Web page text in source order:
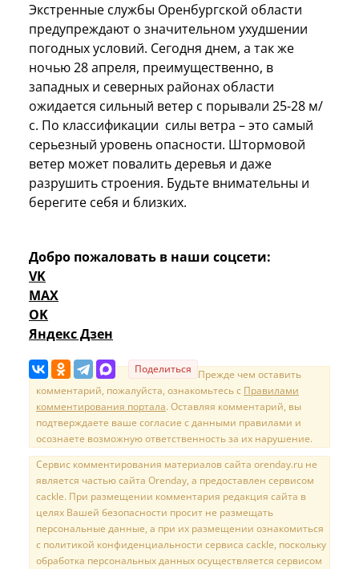
Экстренные службы Оренбургской области
предупреждают о значительном ухудшении
погодных условий. Сегодня днем, а так же
ночью 28 апреля, преимущественно, в
западных и северных районах области
ожидается сильный ветер с порывали 25-28 м/
с. По классификации силы ветра – это самый
серьезный уровень опасности. Штормовой
ветер может повалить деревья и даже
разрушить строения. Будьте внимательны и
берегите себя и близких.
Добро пожаловать в наши соцсети:
VK
MAX
OK
Яндекс Дзен
Поделиться Прежде чем оставить
комментарий, пожалуйста, ознакомьтесь с Правилами
комментирования портала. Оставляя комментарий, вы
подтверждаете ваше согласие с данными правилами и
осознаете возможную ответственность за их нарушение.
Сервис комментирования материалов сайта orenday.ru не
является частью сайта Orenday, а предоставлен сервисом
cackle. При размещении комментария редакция сайта в
целях Вашей безопасности просит не размещать
персональные данные, а при их размещении ознакомиться
с политикой конфиденциальности сервиса cackle, поскольку
обработка персональных данных осуществляется сервисом